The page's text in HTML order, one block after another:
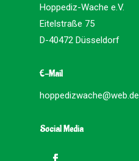
Hoppediz-Wache e.V.
Eitelstraße 75
D-40472 Düsseldorf
E-Mail
hoppedizwache@web.de
Social Media